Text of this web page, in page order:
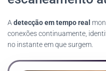
Adetecção em tempo real
conexões continuamente,
no instante em que surgem.